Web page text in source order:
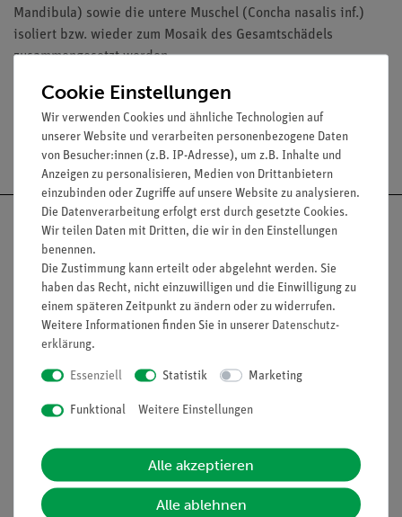
Mandibula) sowie die untere Muschel (Concha nasalis inf.)
isoliert bzw. wieder zum Mosaik des Gesamtschädels
zusammengesetzt werden.
Versandkostenfrei ab 300,- €
Nach oben
Informationen
Projekte und Lösungen
Service
Beratung & Showroom
Inventarisierungs- &
Cookie Einstellungen
Wir verwenden Cookies und ähnliche Technologien auf
unserer Website und verarbeiten personenbezogene Daten
von Besucher:innen (z.B. IP-Adresse), um z.B. Inhalte und
Anzeigen zu personalisieren, Medien von Drittanbietern
einzubinden oder Zugriffe auf unsere Website zu analysieren.
Die Datenverarbeitung erfolgt erst durch gesetzte Cookies.
Wir teilen Daten mit Dritten, die wir in den Einstellungen
benennen.
Die Zustimmung kann erteilt oder abgelehnt werden. Sie
haben das Recht, nicht einzuwilligen und die Einwilligung zu
einem späteren Zeitpunkt zu ändern oder zu widerrufen.
Weitere Informationen finden Sie in unserer Daten­schutz­
erklärung.
Essenziell Statistik Marketing
Funktional Weitere Einstellungen
Alle akzeptieren
Alle ablehnen